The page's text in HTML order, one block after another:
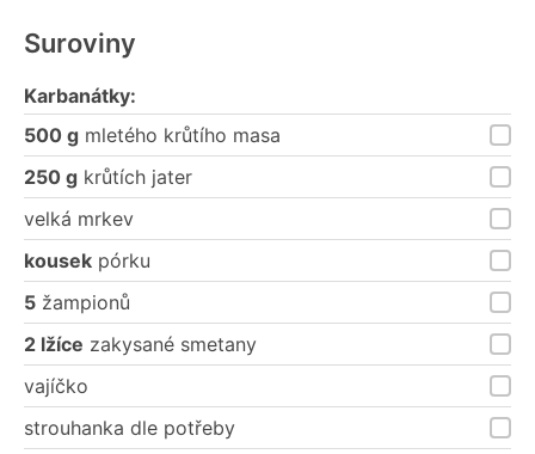
Suroviny
Karbanátky:
500 g mletého krůtího masa
250 g krůtích jater
velká mrkev
kousek pórku
5 žampionů
2 lžíce zakysané smetany
vajíčko
strouhanka dle potřeby